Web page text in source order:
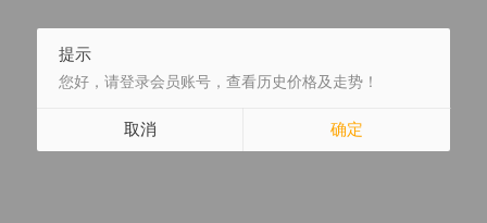
提示
您好，请登录会员账号，查看历史价格及走势！
取消 确定